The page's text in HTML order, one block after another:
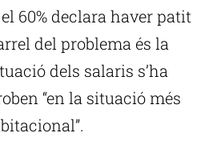
60% declara haver patit
del problema és la
dels salaris s’ha
“en la situació més